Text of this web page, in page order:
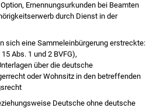
Ernennungsurkunden bei Beamten
durch Dienst in der
sich eine Sammeleinbürgerung erstreckte:
Abs. 1 und 2 BVFG),
über die deutsche
oder Wohnsitz in den betreffenden
Deutsche ohne deutsche